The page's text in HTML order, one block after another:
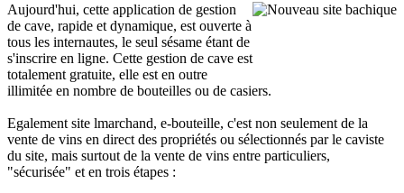
Aujourd'hui, cette application de gestion
de cave, rapide et dynamique, est ouverte à
tous les internautes, le seul sésame étant de
s'inscrire en ligne. Cette gestion de cave est
totalement gratuite, elle est en outre
illimitée en nombre de bouteilles ou de casiers.
Egalement site lmarchand, e-bouteille, c'est non seulement de la
vente de vins en direct des propriétés ou sélectionnés par le caviste
du site, mais surtout de la vente de vins entre particuliers,
"sécurisée" et en trois étapes :